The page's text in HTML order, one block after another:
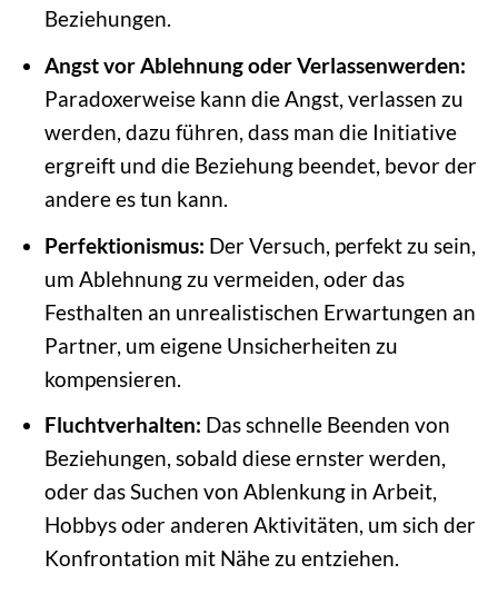
Beziehungen.
Angst vor Ablehnung oder Verlassenwerden:
Paradoxerweise kann die Angst, verlassen zu
werden, dazu führen, dass man die Initiative
ergreift und die Beziehung beendet, bevor der
andere es tun kann.
Perfektionismus: Der Versuch, perfekt zu sein,
um Ablehnung zu vermeiden, oder das
Festhalten an unrealistischen Erwartungen an
Partner, um eigene Unsicherheiten zu
kompensieren.
Fluchtverhalten: Das schnelle Beenden von
Beziehungen, sobald diese ernster werden,
oder das Suchen von Ablenkung in Arbeit,
Hobbys oder anderen Aktivitäten, um sich der
Konfrontation mit Nähe zu entziehen.